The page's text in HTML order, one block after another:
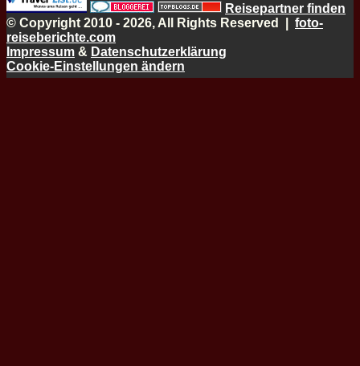
Reisepartner finden
© Copyright 2010 - 2026, All Rights Reserved | foto-
reiseberichte.com
Impressum & Datenschutzerklärung
Cookie-Einstellungen ändern